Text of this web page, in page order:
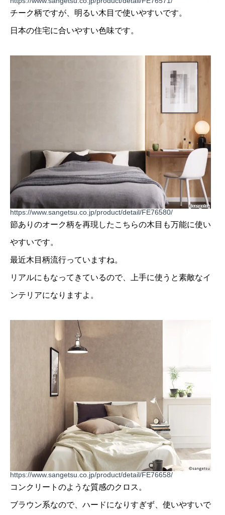
チーク柄ですが、明るい木目で使いやすいです。
日本の住宅に合いやすい色味です。
https://www.sangetsu.co.jp/product/detail/FE76580/
節ありのオーク柄を再現したこちらの木目も万能に使い
やすいです。
最近木目柄流行っていますね。
リアルにもなってきているので、上手に使うと素敵なイ
ンテリアになりますよ。
https://www.sangetsu.co.jp/product/detail/FE76658/
コンクリートのような質感のクロス。
ブラウン系なので、ハードになりすぎず、使いやすいで